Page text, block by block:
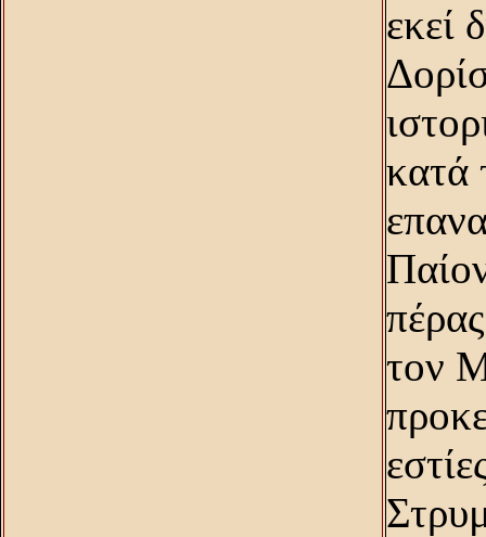
εκεί
κατά
τον